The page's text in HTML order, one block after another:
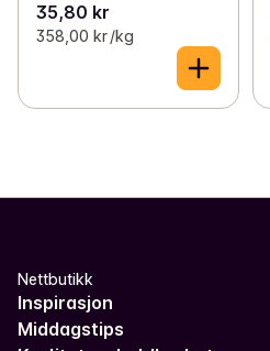
35,80 kr
358,00 kr /kg
Nettbutikk
Inspirasjon
Middagstips